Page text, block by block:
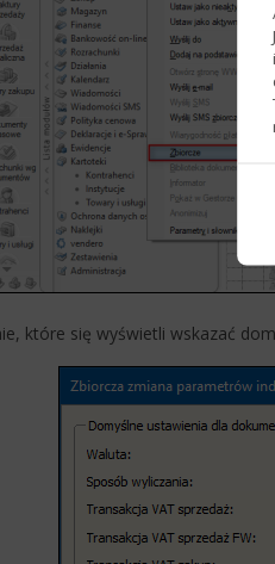
które się wyświetli wskazać